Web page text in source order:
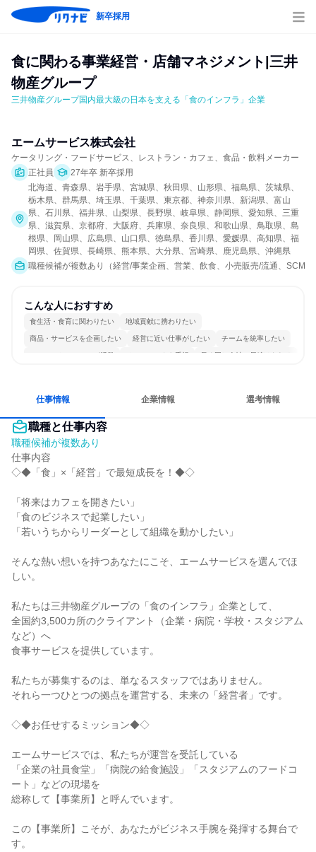
新卒採用
食に関わる事業経営・店舗マネジメント|三井
物産グループ
三井物産グループ国内最大級の日本を支える「食のインフラ」企業
エームサービス株式会社
ケータリング・フードサービス、レストラン・カフェ、食品・飲料メーカー
正社員
27年卒 新卒採用
北海道、青森県、岩手県、宮城県、秋田県、山形県、福島県、茨城県、
栃木県、群馬県、埼玉県、千葉県、東京都、神奈川県、新潟県、富山
県、石川県、福井県、山梨県、長野県、岐阜県、静岡県、愛知県、三重
県、滋賀県、京都府、大阪府、兵庫県、奈良県、和歌山県、鳥取県、島
根県、岡山県、広島県、山口県、徳島県、香川県、愛媛県、高知県、福
岡県、佐賀県、長崎県、熊本県、大分県、宮崎県、鹿児島県、沖縄県
職種候補が複数あり（経営/事業企画、営業、飲食、小売販売/流通、SCM/
こんな人におすすめ
食生活・食育に関わりたい 地域貢献に携わりたい
商品・サービスを企画したい 経営に近い仕事がしたい チームを統率したい
コミュニケーションが活発 チームワークを重視 長く同じ会社に居続けられる
仕事情報 企業情報 選考情報
職種と仕事内容
職種候補が複数あり
仕事内容
◇◆「食」×「経営」で最短成長を！◆◇
「将来はカフェを開きたい」
「食のビジネスで起業したい」
「若いうちからリーダーとして組織を動かしたい」
そんな熱い想いを持つあなたにこそ、エームサービスを選んでほ
しい。
私たちは三井物産グループの「食のインフラ」企業として、
全国約3,500カ所のクライアント（企業・病院・学校・スタジアム
など）へ
食事サービスを提供しています。
私たちが募集するのは、単なるスタッフではありません。
それら一つひとつの拠点を運営する、未来の「経営者」です。
◇◆お任せするミッション◆◇
エームサービスでは、私たちが運営を受託している
「企業の社員食堂」「病院の給食施設」「スタジアムのフードコ
ート」などの現場を
総称して【事業所】と呼んでいます。
この【事業所】こそが、あなたがビジネス手腕を発揮する舞台で
す。